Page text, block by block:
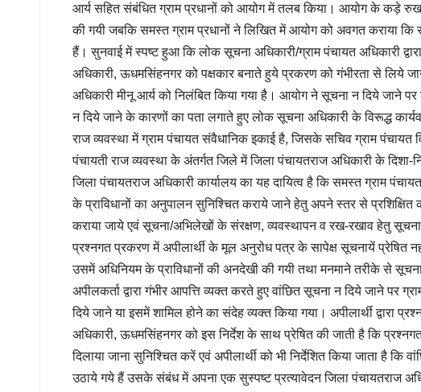
आर्य सहित संबंधित ग्राम प्रधानों को आयोग में तलब किया। आयोग के कड़े
की गयी जबकि समस्त ग्राम प्रधानों ने लिखित में आयोग को अवगत कराया
हैं। सुनवाई में स्पष्ट हुआ कि लोक सूचना अधिकारी/ग्राम पंचायत अधिकारी
अधिकारी, ऊधमसिंहनगर को पक्षकार बनाते हुये प्रकरण को गंभीरता से लिये
अधिकारी मीनू आर्य को निलंबित किया गया है। आयोग ने सूचना न दिये जाने
न दिये जाने के कारणों का पता लगाते हुए लोक सूचना अधिकारी के विरूद्ध
राज व्यवस्था में ग्राम पंचायत संवैधानिक इकाई है, जिसके सचिव ग्राम पंचायत
पंचायती राज व्यवस्था के अंतर्गत जिले में जिला पंचायतराज अधिकारी के दिशा-
जिला पंचायतराज अधिकारी कार्यालय का यह दायित्व है कि समस्त ग्राम
के प्राविधानों का अनुपालन सुनिश्चित कराये जाने हेतु अपने स्तर से
कराया जाये एवं सूचना/अभिलेखों के संरक्षण, व्यवस्थापन व रख-रखाव हेतु सूचना
प्रश्नगत प्रकरण में अपीलार्थी के मूल अनुरोध पत्र के सापेक्ष सूचनायें प्रेषित
उसमें अधिनियम के प्राविधानों की अनदेखी की गयी तथा मनमाने तरीके से
अपीलकर्ता द्वारा गंभीर आपत्ति व्यक्त करते हुए वांछित सूचना न दिये जाने पर
दिये जाने या इसमें शामिल होने का संदेह व्यक्त किया गया। अपीलार्थी द्वारा
अधिकारी, ऊधमसिंहनगर को इस निर्देश के साथ प्रेषित की जाती है कि
दिलाया जाना सुनिश्चित करें एवं अपीलार्थी को भी निर्देशित किया जाता है
उठाये गये हैं उसके संबंध में अपना एक सुस्पष्ट प्रत्यावेदन जिला पंचायतराज